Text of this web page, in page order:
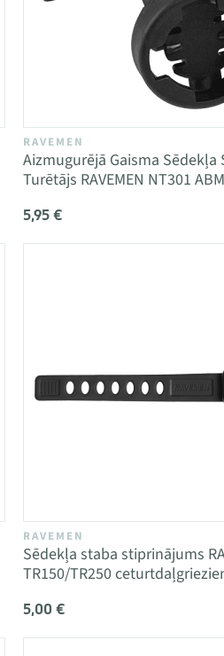
RAVEMEN
Aizmugurējā Gaisma Sēdekļa
Turētājs RAVEMEN NT301
5,95 €
RAVEMEN
Sēdekļa staba stiprinājums
TR150/TR250
5,00 €